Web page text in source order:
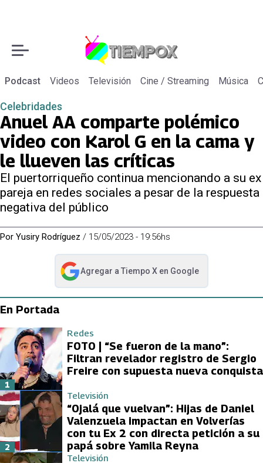
Podcast Videos Televisión Cine / Streaming Música
Celebridades
Anuel AA comparte polémico
video con Karol G en la cama y
le llueven las críticas
El puertorriqueño continua mencionando a su ex
pareja en redes sociales a pesar de la respuesta
negativa del público
Por Yusiry Rodríguez / 15/05/2023 - 19:56hs
Agregar a Tiempo Xen Google
abre en nueva pestaña
En Portada
Redes
FOTO | “Se fueron de la mano”:
Filtran revelador registro de Sergio
Freire con supuesta nueva conquista
1
Televisión
“Ojalá que vuelvan”: Hijas de Daniel
Valenzuela impactan en Volverías
con tu Ex 2 con directa petición a su
papá sobre Yamila Reyna
2
Televisión